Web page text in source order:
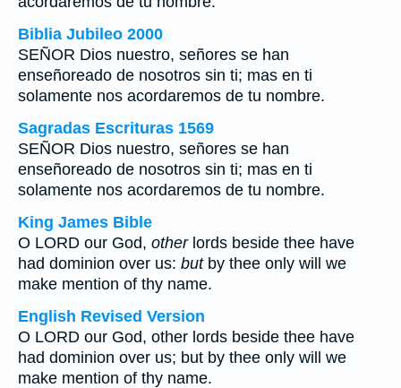
Biblia Jubileo 2000
SEÑOR Dios nuestro, señores se han
enseñoreado de nosotros sin ti; mas en ti
solamente nos acordaremos de tu nombre.
Sagradas Escrituras 1569
SEÑOR Dios nuestro, señores se han
enseñoreado de nosotros sin ti; mas en ti
solamente nos acordaremos de tu nombre.
King James Bible
O LORD our God, otherlords beside thee have
had dominion over us: butby thee only will we
make mention of thy name.
English Revised Version
O LORD our God, other lords beside thee have
had dominion over us; but by thee only will we
make mention of thy name.